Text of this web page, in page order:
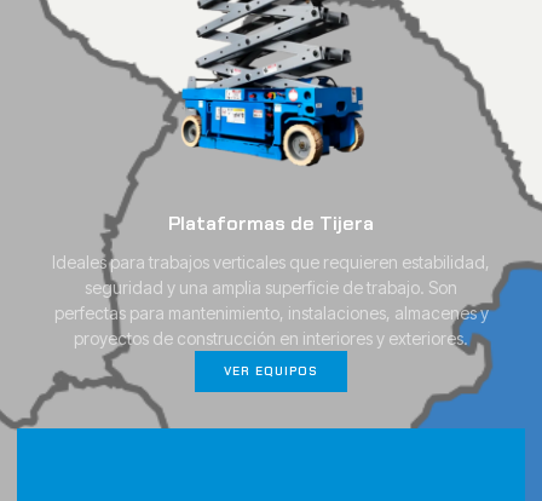
Plataformas de Tijera
Ideales para trabajos verticales que requieren estabilidad,
seguridad y una amplia superficie de trabajo. Son
perfectas para mantenimiento, instalaciones, almacenes y
proyectos de construcción en interiores y exteriores.
VER EQUIPOS